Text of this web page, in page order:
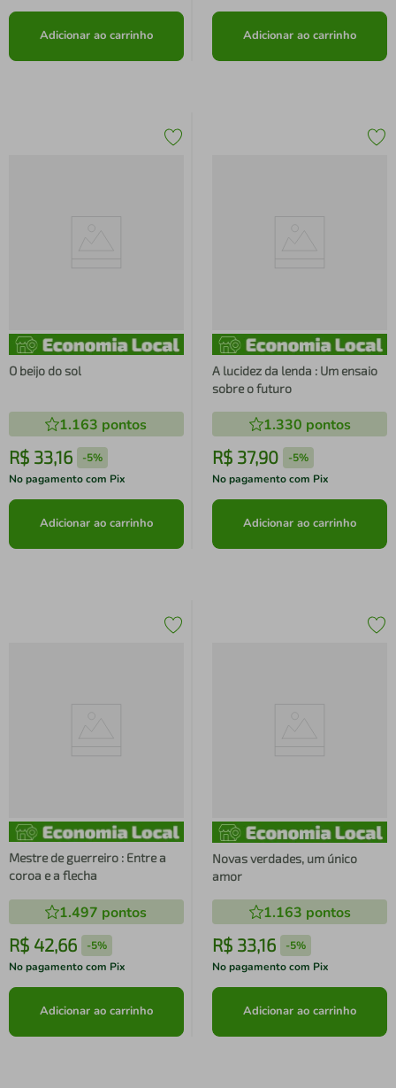
Adicionar ao carrinho Adicionar ao carrinho
O beijo do sol
1.163 pontos
R$ 33,16 -5%
No pagamento com Pix
Adicionar ao carrinho
A lucidez da lenda : Um ensaio
sobre o futuro
1.330 pontos
R$ 37,90 -5%
No pagamento com Pix
Adicionar ao carrinho
Mestre de guerreiro : Entre a
coroa e a flecha
1.497 pontos
R$ 42,66 -5%
No pagamento com Pix
Adicionar ao carrinho
Novas verdades, um único
amor
1.163 pontos
R$ 33,16 -5%
No pagamento com Pix
Adicionar ao carrinho